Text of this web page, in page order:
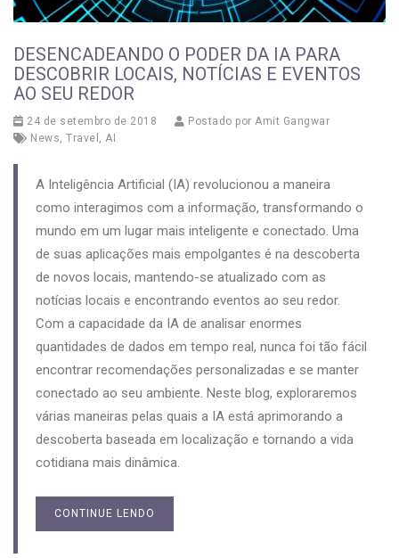
DESENCADEANDO O PODER DA IA PARA
DESCOBRIR LOCAIS, NOTÍCIAS E EVENTOS
AO SEU REDOR
24 de setembro de 2018 Postado por Amit Gangwar
News Travel AI
A Inteligência Artificial (IA) revolucionou a maneira
como interagimos com a informação, transformando o
mundo em um lugar mais inteligente e conectado. Uma
de suas aplicações mais empolgantes é na descoberta
de novos locais, mantendo-se atualizado com as
notícias locais e encontrando eventos ao seu redor.
Com a capacidade da IA de analisar enormes
quantidades de dados em tempo real, nunca foi tão fácil
encontrar recomendações personalizadas e se manter
conectado ao seu ambiente. Neste blog, exploraremos
várias maneiras pelas quais a IA está aprimorando a
descoberta baseada em localização e tornando a vida
cotidiana mais dinâmica.
CONTINUE LENDO